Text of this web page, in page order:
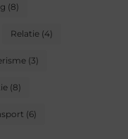
(8)
Relatie(4)
(3)
(8)
(6)